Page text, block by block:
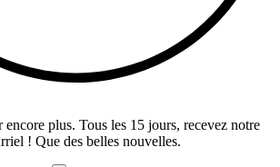
plus. Tous les 15 jours, recevez notre
! Que des belles nouvelles.